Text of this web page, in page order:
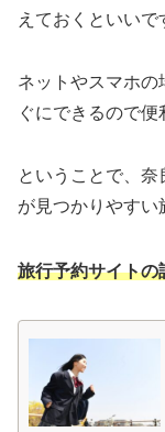
えておくといいで
ネットやスマホの
ぐにできるので便
ということで、
が見つかりやすい
旅行予約サイトの